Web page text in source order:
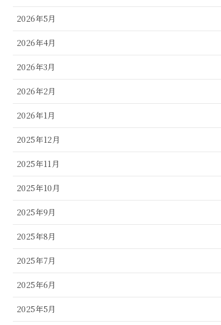
2026年5月
2026年4月
2026年3月
2026年2月
2026年1月
2025年12月
2025年11月
2025年10月
2025年9月
2025年8月
2025年7月
2025年6月
2025年5月